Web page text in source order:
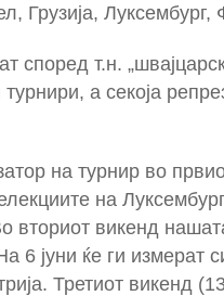
Грузија,
според т.н.
а секоја
на турнир во
на
вториот викенд
6 јуни ќе ги измерат
Третиот викенд